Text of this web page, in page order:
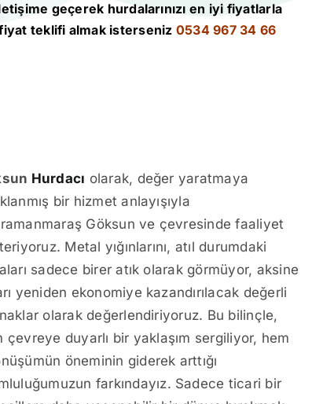
geçerek hurdalarınızı en iyi fiyatlarla
teklifi almak isterseniz 0534 967 34 66
Hurdacı olarak, değer yaratmaya
bir hizmet anlayışıyla
Göksun ve çevresinde faaliyet
Metal yığınlarını, atıl durumdaki
sadece birer atık olarak görmüyor, aksine
yeniden ekonomiye kazandırılacak değerli
olarak değerlendiriyoruz. Bu bilinçle,
çevreye duyarlı bir yaklaşım sergiliyor, hem
öneminin giderek arttığı
farkındayız. Sadece ticari bir